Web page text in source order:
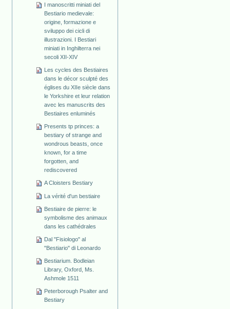
I manoscritti miniati del
Bestiario medievale:
origine, formazione e
sviluppo dei cicli di
illustrazioni. I Bestiari
miniati in Inghilterra nei
secoli XII-XIV
Les cycles des Bestiaires
dans le décor sculpté des
églises du XIIe siècle dans
le Yorkshire et leur relation
avec les manuscrits des
Bestiaires enluminés
Presents tp princes: a
bestiary of strange and
wondrous beasts, once
known, for a time
forgotten, and
rediscovered
A Cloisters Bestiary
La vérité d'un bestiaire
Bestiaire de pierre: le
symbolisme des animaux
dans les cathédrales
Dal "Fisiologo" al
"Bestiario" di Leonardo
Bestiarium. Bodleian
Library, Oxford, Ms.
Ashmole 1511
Peterborough Psalter and
Bestiary